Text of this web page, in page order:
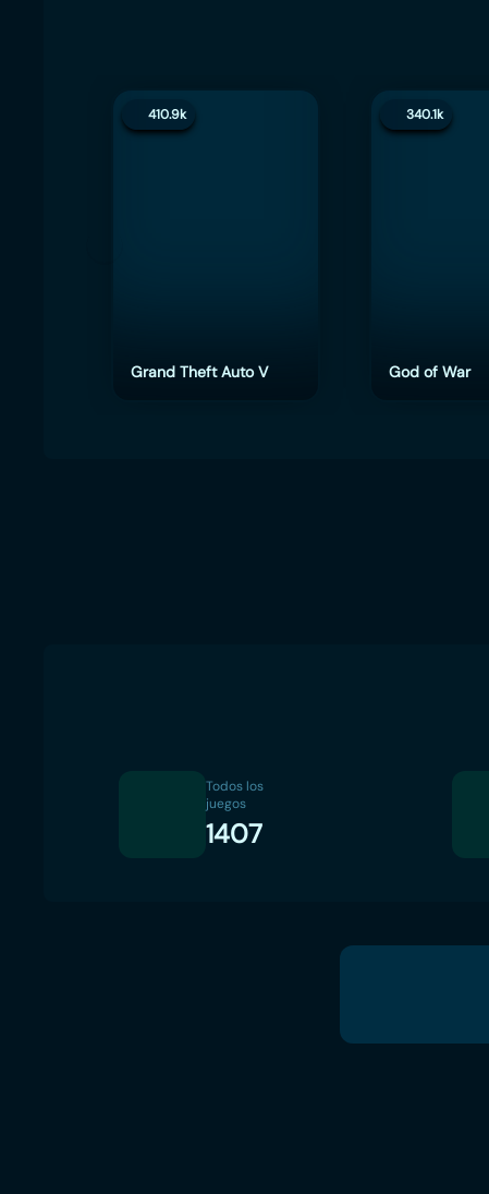
410.9k
Grand Theft Auto V
340.1k
God of War
Todos los
juegos
1407